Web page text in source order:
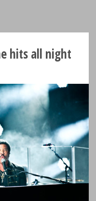
hits all night